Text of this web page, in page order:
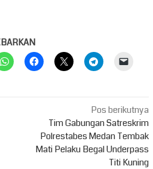
Pos berikutnya
Tim Gabungan Satreskrim
Polrestabes Medan Tembak
Mati Pelaku Begal Underpass
Titi Kuning